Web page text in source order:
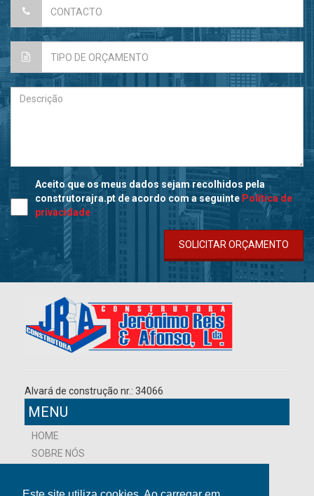
Aceito que os meus dados sejam recolhidos pela
construtorajra.pt de acordo com a seguinte Política de
privacidade
SOLICITAR ORÇAMENTO
Alvará de construção nr.: 34066
MENU
HOME
SOBRE NÓS
PROJETOS